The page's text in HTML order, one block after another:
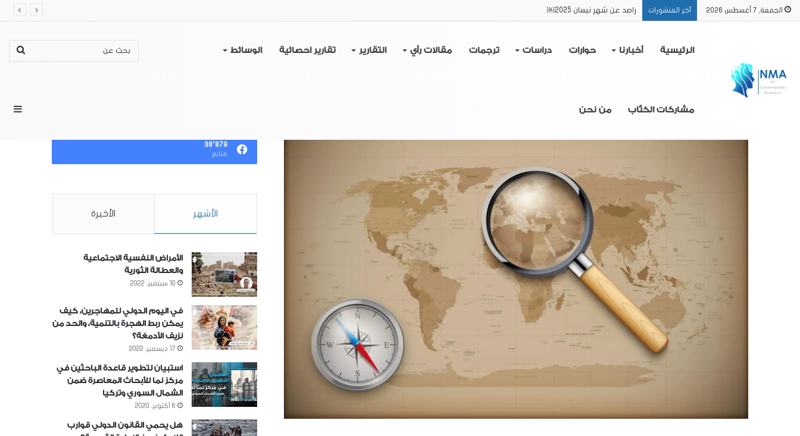
الجمعة, 7 أغسطس 2026 آخر المنشورات راصد عن الفترة من 16/2 حتى 31/3 2025
الرئيسية أخبارنا حوارات دراسات ترجمات مقالات رأي التقارير تقارير احصائية الوسائط
مشاركات الكتّاب من نحن
بحث
عن
٣٨٬٨٧٩
متابع
الأشهر الأخيرة
الأمراض النفسية الاجتماعية
والعطالة الثورية
10 سبتمبر، 2022
في اليوم الدولي للمهاجرين، كيف
يمكن ربط الهجرة بالتنمية، والحد من
نزيف الأدمغة؟
17 ديسمبر، 2022
استبيان لتطوير قاعدة الباحثين في
مركز نما للأبحاث المعاصرة ضمن
الشمال السوري وتركيا
6 أكتوبر، 2020
هل يحمي القانون الدولي قوارب